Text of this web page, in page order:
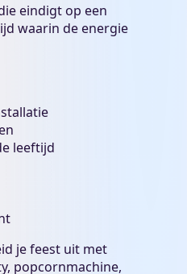
eindigt op een
waarin de energie
leeftijd
je feest uit met
, popcornmachine,